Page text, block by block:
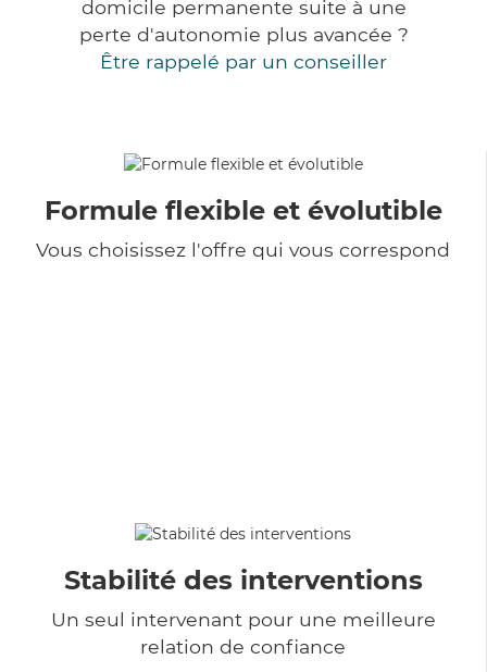
domicile permanente suite à une
perte d'autonomie plus avancée ?
Être rappelé par un conseiller
Formule flexible et évolutible
Vous choisissez l'offre qui vous correspond
Stabilité des interventions
Un seul intervenant pour une meilleure
relation de confiance